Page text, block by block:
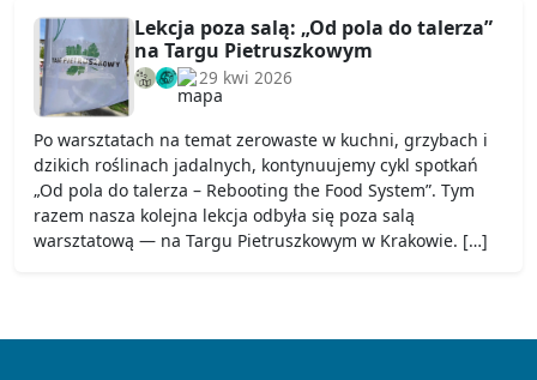
Lekcja poza salą: „Od pola do talerza”
na Targu Pietruszkowym
29 kwi 2026
Po warsztatach na temat zerowaste w kuchni, grzybach i
dzikich roślinach jadalnych, kontynuujemy cykl spotkań
„Od pola do talerza – Rebooting the Food System”. Tym
razem nasza kolejna lekcja odbyła się poza salą
warsztatową — na Targu Pietruszkowym w Krakowie. […]